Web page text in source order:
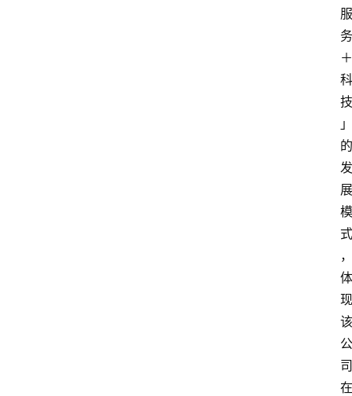
服
务
＋
科
技
」
的
发
展
模
式
，
体
现
该
公
司
在